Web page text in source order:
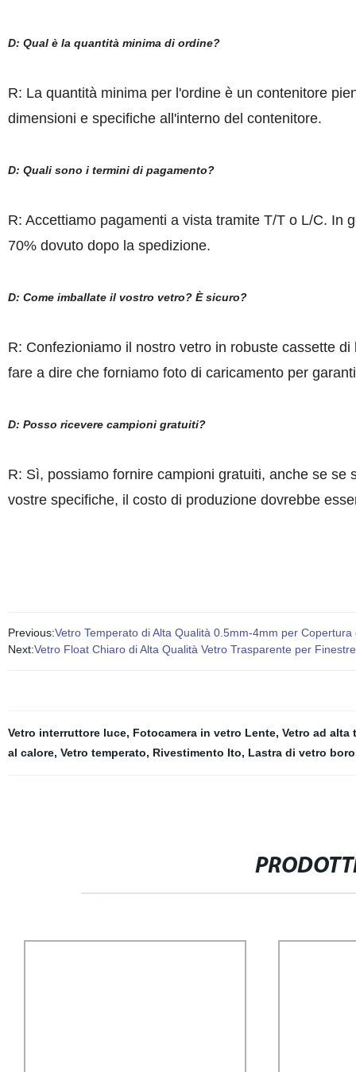
D: Qual è la quantità minima di ordine?
R: La quantità minima per l'ordine è un contenitore
dimensioni e specifiche all'interno del contenitore.
D: Quali sono i termini di pagamento?
R: Accettiamo pagamenti a vista tramite T/T o L/C. In
70% dovuto dopo la spedizione.
D: Come imballate il vostro vetro? È sicuro?
R: Confezioniamo il nostro vetro in robuste cassette
fare a dire che forniamo foto di caricamento per
D: Posso ricevere campioni gratuiti?
R: Sì, possiamo fornire campioni gratuiti, anche se
vostre specifiche, il costo di produzione dovrebbe
Previous:Vetro Temperato di Alta Qualità 0.5mm-4mm per
Next:Vetro Float Chiaro di Alta Qualità Vetro Trasparente per
Vetro interruttore luce, Fotocamera in vetro Lente, Vetro ad alta
al calore, Vetro temperato, Rivestimento Ito, Lastra di vetro